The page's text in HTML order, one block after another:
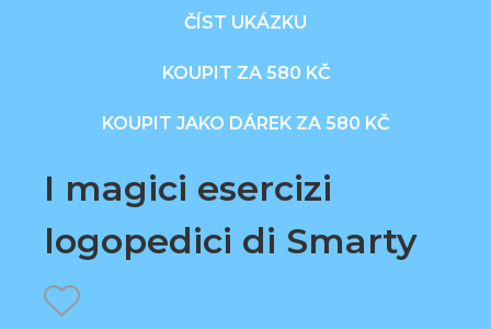
ČÍST UKÁZKU
KOUPIT ZA 580 KČ
KOUPIT JAKO DÁREK ZA 580 KČ
I magici esercizi
logopedici di Smarty